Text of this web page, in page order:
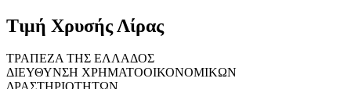
Τιμή Χρυσής Λίρας
ΤΡΑΠΕΖΑ ΤΗΣ ΕΛΛΑΔΟΣ
ΔΙΕΥΘΥΝΣΗ ΧΡΗΜΑΤΟΟΙΚΟΝΟΜΙΚΩΝ